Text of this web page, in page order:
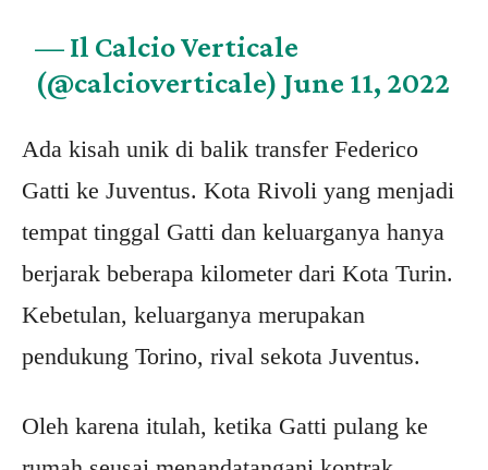
— Il Calcio Verticale
(@calcioverticale) June 11, 2022
Ada kisah unik di balik transfer Federico
Gatti ke Juventus. Kota Rivoli yang menjadi
tempat tinggal Gatti dan keluarganya hanya
berjarak beberapa kilometer dari Kota Turin.
Kebetulan, keluarganya merupakan
pendukung Torino, rival sekota Juventus.
Oleh karena itulah, ketika Gatti pulang ke